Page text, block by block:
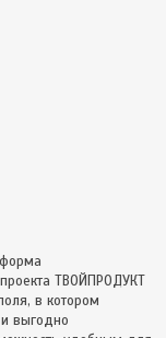
ТВОЙПРОДУКТ
в котором
и выгодно